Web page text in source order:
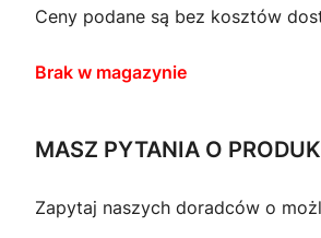
Ceny podane są bez kosztów
Brak w magazynie
MASZ PYTANIA O
Zapytaj naszych doradców o